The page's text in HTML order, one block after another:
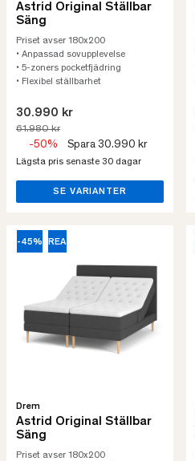
Astrid Original Ställbar
Säng
Priset avser 180x200
• Anpassad sovupplevelse
• 5-zoners pocketfjädring
• Flexibel ställbarhet
30.990 kr
61.980 kr
-50% Spara 30.990 kr
Lägsta pris senaste 30 dagar
SE VARIANTER
-45% REA
Drem
Astrid Original Ställbar
Säng
Priset avser 180x200